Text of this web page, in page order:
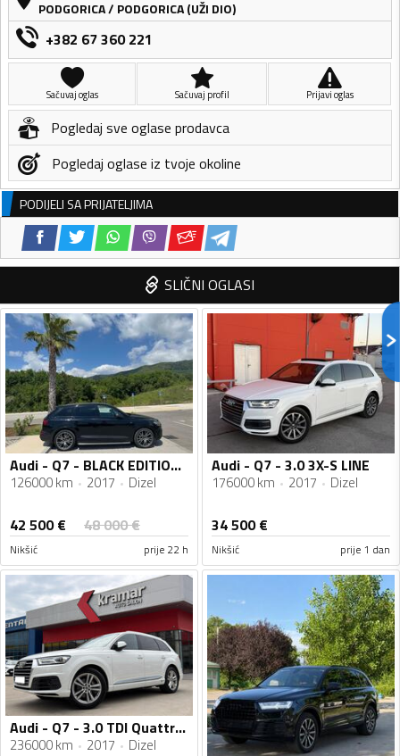
PODGORICA/ PODGORICA (UŽI DIO)
+382 67 360 221
Sačuvaj oglas Sačuvaj profil Prijavi oglas
Pogledaj sve oglase prodavca
Pogledaj oglase iz tvoje okoline
PODIJELI SA PRIJATELJIMA
SLIČNI OGLASI
Audi - Q7 - BLACK EDITION - 3X S LINE
126000 km 2017 Dizel
42 500€ 48 000€
Nikšić prije 22 h
Audi - Q7 - 3.0 3X-S LINE
176000 km 2017 Dizel
34 500€
Nikšić prije 1 dan
Audi - Q7 - 3.0 TDI Quattro Tiptronic 3x S-Line LINE VIRTUAL COCKPIT
236000 km 2017 Dizel